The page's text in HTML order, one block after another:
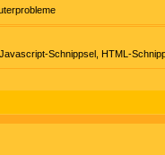
Javascript-Schnippsel HTML-